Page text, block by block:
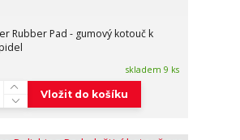
Rubber Pad - gumový kotouč k
skladem 9 ks
Vložit do košíku